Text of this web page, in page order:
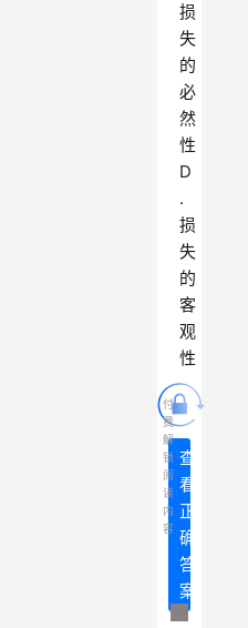
损
失
的
必
然
性
D
.
损
失
的
客
观
性
查
看
正
确
答
案
付
费
解
锁
阅
读
内
容